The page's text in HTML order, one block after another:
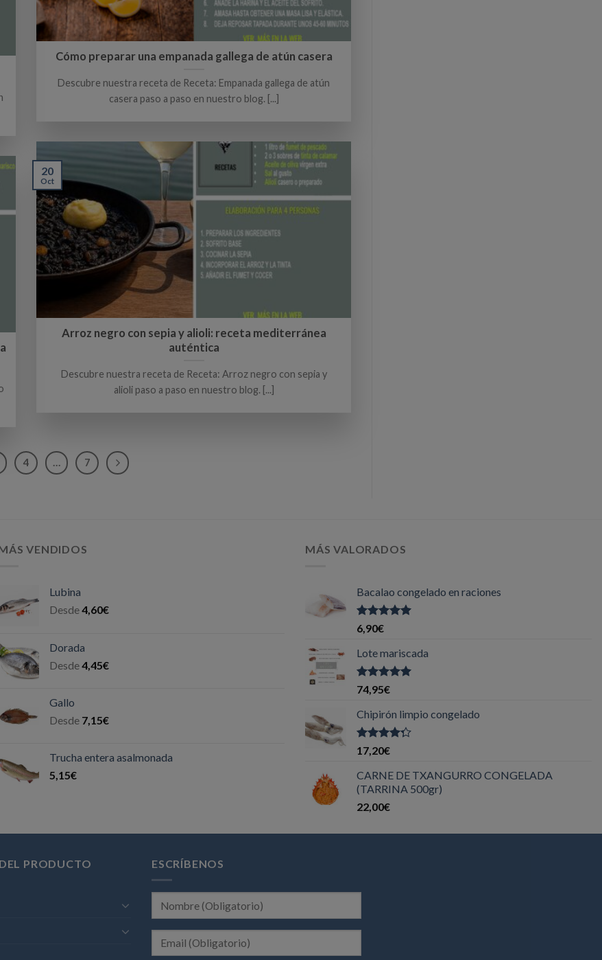
Cómo preparar una empanada gallega de atún casera
Descubre nuestra receta de Receta: Empanada gallega de atún
casera paso a paso en nuestro blog. [...]
Arroz negro con sepia y alioli: receta mediterránea
auténtica
Descubre nuestra receta de Receta: Arroz negro con sepia y
alioli paso a paso en nuestro blog. [...]
20
Oct
4 … 7
VENDIDOS
Lubina
Desde4,60€
Dorada
Desde4,45€
Gallo
Desde 7,15€
Trucha entera asalmonada
5,15€
MÁS VALORADOS
Bacalao congelado en raciones
Valorado
con
5
6,90€
Lote mariscada
Valorado
con
5
74,95€
Chipirón limpio congelado
Valorado
con
de 5
17,20€
CARNE DE TXANGURRO CONGELADA
(TARRINA 500gr)
22,00€
PRODUCTO ESCRÍBENOS